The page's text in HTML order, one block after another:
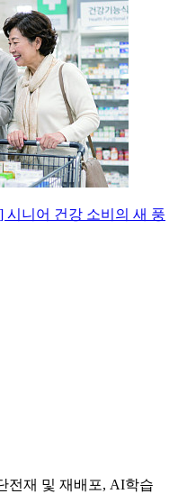
니어 건강 소비의 새 풍
전재 및 재배포, AI학습